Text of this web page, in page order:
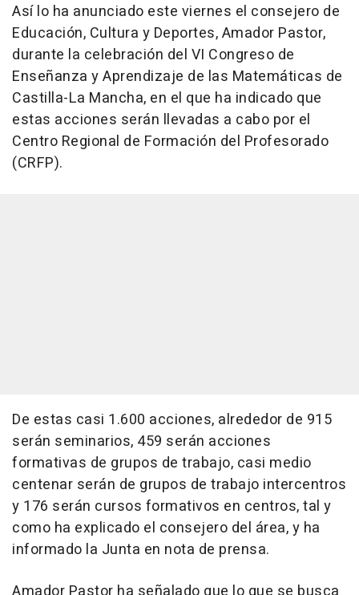
Así lo ha anunciado este viernes el consejero de
Educación, Cultura y Deportes, Amador Pastor,
durante la celebración del VI Congreso de
Enseñanza y Aprendizaje de las Matemáticas de
Castilla-La Mancha, en el que ha indicado que
estas acciones serán llevadas a cabo por el
Centro Regional de Formación del Profesorado
(CRFP).
De estas casi 1.600 acciones, alrededor de 915
serán seminarios, 459 serán acciones
formativas de grupos de trabajo, casi medio
centenar serán de grupos de trabajo intercentros
y 176 serán cursos formativos en centros, tal y
como ha explicado el consejero del área, y ha
informado la Junta en nota de prensa.